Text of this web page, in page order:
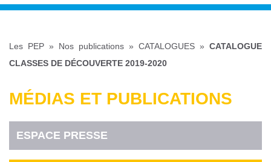
Les PEP » Nos publications » CATALOGUES » CATALOGUE
CLASSES DE DÉCOUVERTE 2019-2020
MÉDIAS ET PUBLICATIONS
ESPACE PRESSE